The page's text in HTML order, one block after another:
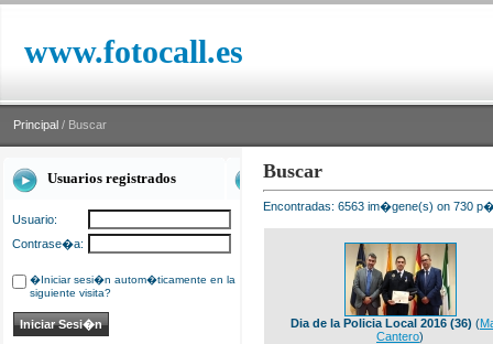
www.fotocall.es
Principal / Buscar
Usuarios registrados
Usuario:
Contrase�a:
�Iniciar sesi�n autom�ticamente en la
siguiente visita?
Buscar
Encontradas: 6563 im�gene(s) on 730
Dia de la Policia Local 2016 (36) (
Cantero)